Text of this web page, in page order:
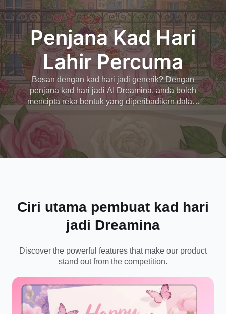
Penjana Kad Hari
Lahir Percuma
Bosan dengan kad hari jadi generik? Dengan
penjana kad hari jadi AI Dreamina, anda boleh
mencipta reka bentuk yang diperibadikan dalam
beberapa minit, menambah nama, foto dan mesej
tersuai untuk menggembirakan orang yang anda
sayangi serta-merta. Buat reka bentuk kad hari jadi
Ciri utama pembuat kad hari
jadi Dreamina
Discover the powerful features that make our product
stand out from the competition.